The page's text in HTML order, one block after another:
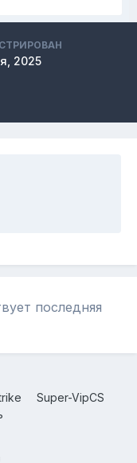
2025
последняя
Super-VipCS